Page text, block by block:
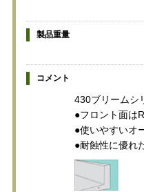
製品重量
コメント
430ブリームシ
●フロント面は
●使いやすいオ
●耐蝕性に優れ